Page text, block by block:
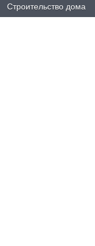
Строительство дома